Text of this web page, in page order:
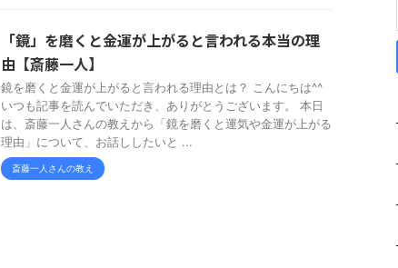
「鏡」を磨くと金運が上がると言われる本当の理
由【斎藤一人】
鏡を磨くと金運が上がると言われる理由とは？ こんにちは^^
いつも記事を読んでいただき、ありがとうございます。 本日
は、斎藤一人さんの教えから「鏡を磨くと運気や金運が上がる
理由」について、お話ししたいと ...
斎藤一人さんの教え